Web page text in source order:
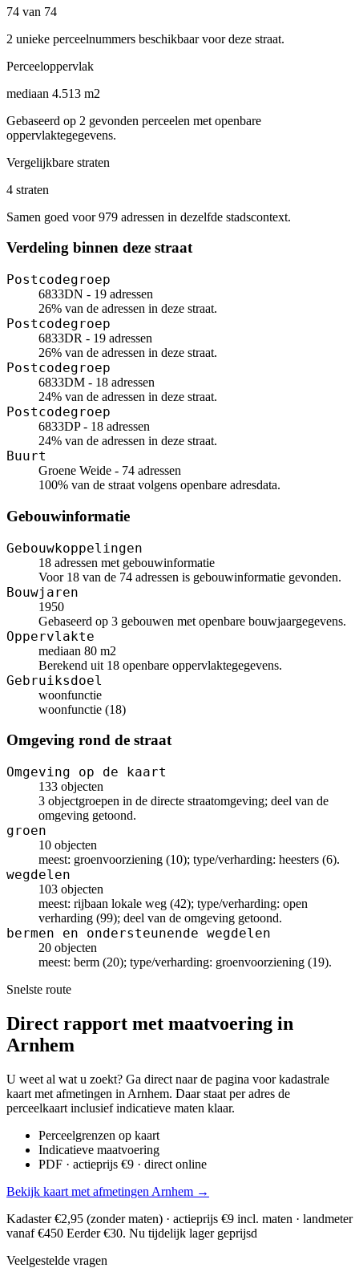
74 van 74
2 unieke perceelnummers beschikbaar voor deze straat.
Perceeloppervlak
mediaan 4.513 m2
Gebaseerd op 2 gevonden perceelen met openbare
oppervlaktegegevens.
Vergelijkbare straten
4 straten
Samen goed voor 979 adressen in dezelfde stadscontext.
Verdeling binnen deze straat
Postcodegroep
6833DN - 19 adressen
26% van de adressen in deze straat.
Postcodegroep
6833DR - 19 adressen
26% van de adressen in deze straat.
Postcodegroep
6833DM - 18 adressen
24% van de adressen in deze straat.
Postcodegroep
6833DP - 18 adressen
24% van de adressen in deze straat.
Buurt
Groene Weide - 74 adressen
100% van de straat volgens openbare adresdata.
Gebouwinformatie
Gebouwkoppelingen
18 adressen met gebouwinformatie
Voor 18 van de 74 adressen is gebouwinformatie gevonden.
Bouwjaren
1950
Gebaseerd op 3 gebouwen met openbare bouwjaargegevens.
Oppervlakte
mediaan 80 m2
Berekend uit 18 openbare oppervlaktegegevens.
Gebruiksdoel
woonfunctie
woonfunctie (18)
Omgeving rond de straat
Omgeving op de kaart
133 objecten
3 objectgroepen in de directe straatomgeving; deel van de
omgeving getoond.
groen
10 objecten
meest: groenvoorziening (10); type/verharding: heesters (6).
wegdelen
103 objecten
meest: rijbaan lokale weg (42); type/verharding: open
verharding (99); deel van de omgeving getoond.
bermen en ondersteunende wegdelen
20 objecten
meest: berm (20); type/verharding: groenvoorziening (19).
Snelste route
Direct rapport met maatvoering in
Arnhem
U weet al wat u zoekt? Ga direct naar de pagina voor kadastrale
kaart met afmetingen in Arnhem. Daar staat per adres de
perceelkaart inclusief indicatieve maten klaar.
Perceelgrenzen op kaart
Indicatieve maatvoering
PDF · actieprijs €9 · direct online
Bekijk kaart met afmetingen Arnhem →
Kadaster €2,95 (zonder maten) · actieprijs €9 incl. maten · landmeter
vanaf €450 Eerder €30. Nu tijdelijk lager geprijsd
Veelgestelde vragen